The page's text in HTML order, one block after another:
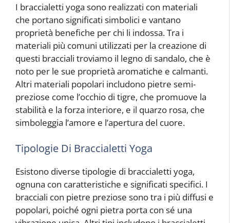
I braccialetti yoga sono realizzati con materiali
che portano significati simbolici e vantano
proprietà benefiche per chi li indossa. Tra i
materiali più comuni utilizzati per la creazione di
questi bracciali troviamo il legno di sandalo, che è
noto per le sue proprietà aromatiche e calmanti.
Altri materiali popolari includono pietre semi-
preziose come l’occhio di tigre, che promuove la
stabilità e la forza interiore, e il quarzo rosa, che
simboleggia l’amore e l’apertura del cuore.
Tipologie Di Braccialetti Yoga
Esistono diverse tipologie di braccialetti yoga,
ognuna con caratteristiche e significati specifici. I
bracciali con pietre preziose sono tra i più diffusi e
popolari, poiché ogni pietra porta con sé una